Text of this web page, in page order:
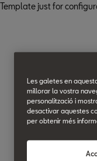
Template just for
Les galetes en
millorar la vostra
personalització i
desactivar aquestes
per obtenir més